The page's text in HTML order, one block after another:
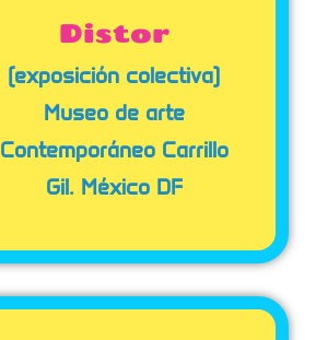
Distor
(exposición colectiva)
Museo de arte
Contemporáneo Carrillo
Gil. México DF